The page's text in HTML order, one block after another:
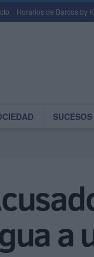
Horarios de Barcos by
SUCESOS
a